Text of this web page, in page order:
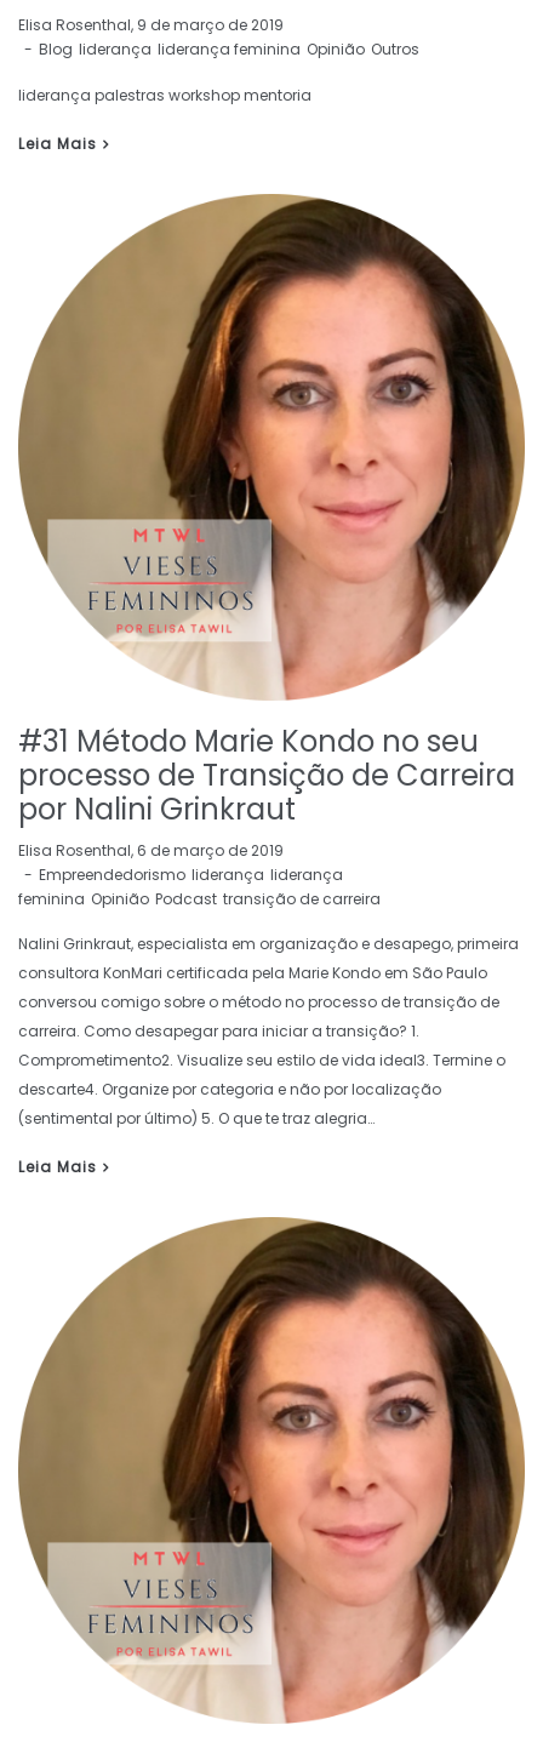
by
Elisa Rosenthal 9 de março de 2019
Blog liderança liderança feminina Opinião Outros
liderança palestras workshop mentoria
Leia Mais
#31 Método Marie Kondo no seu
processo de Transição de Carreira
por Nalini Grinkraut
by
Elisa Rosenthal 6 de março de 2019
Empreendedorismo liderança liderança
feminina Opinião Podcast transição de carreira
Nalini Grinkraut, especialista em organização e desapego, primeira
consultora KonMari certificada pela Marie Kondo em São Paulo
conversou comigo sobre o método no processo de transição de
carreira. Como desapegar para iniciar a transição? 1.
Comprometimento2. Visualize seu estilo de vida ideal3. Termine o
descarte4. Organize por categoria e não por localização
(sentimental por último) 5. O que te traz alegria…
Leia Mais